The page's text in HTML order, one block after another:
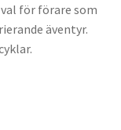
för förare som
äventyr.